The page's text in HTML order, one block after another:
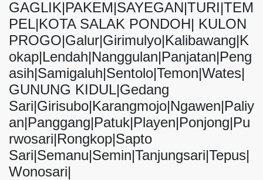
GAGLIK|PAKEM|SAYEGAN|TURI|TEM
PEL|KOTA SALAK PONDOH| KULON
PROGO|Galur|Girimulyo|Kalibawang|K
okap|Lendah|Nanggulan|Panjatan|Peng
asih|Samigaluh|Sentolo|Temon|Wates|
GUNUNG KIDUL|Gedang
Sari|Girisubo|Karangmojo|Ngawen|Paliy
an|Panggang|Patuk|Playen|Ponjong|Pu
rwosari|Rongkop|Sapto
Sari|Semanu|Semin|Tanjungsari|Tepus|
Wonosari|